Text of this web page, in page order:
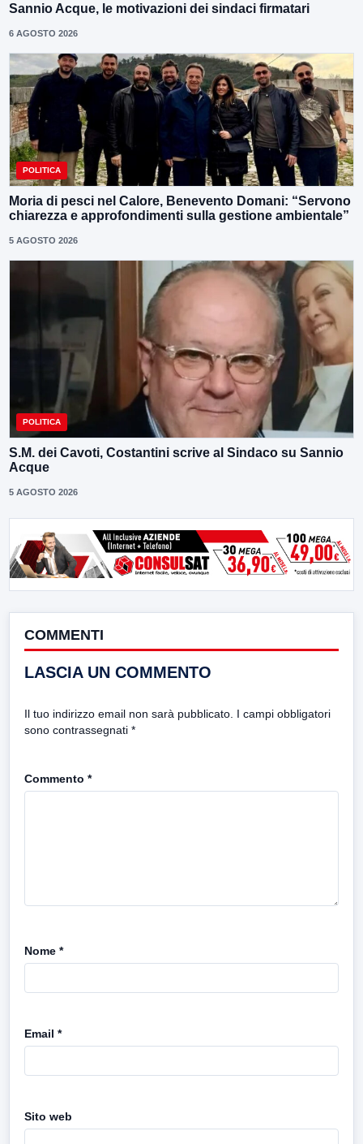
Sannio Acque, le motivazioni dei sindaci firmatari
6 AGOSTO 2026
POLITICA
Moria di pesci nel Calore, Benevento Domani: “Servono
chiarezza e approfondimenti sulla gestione ambientale”
5 AGOSTO 2026
POLITICA
S.M. dei Cavoti, Costantini scrive al Sindaco su Sannio
Acque
5 AGOSTO 2026
COMMENTI
LASCIA UN COMMENTO
Il tuo indirizzo email non sarà pubblicato. I campi obbligatori
sono contrassegnati *
Commento *
Nome *
Email *
Sito web